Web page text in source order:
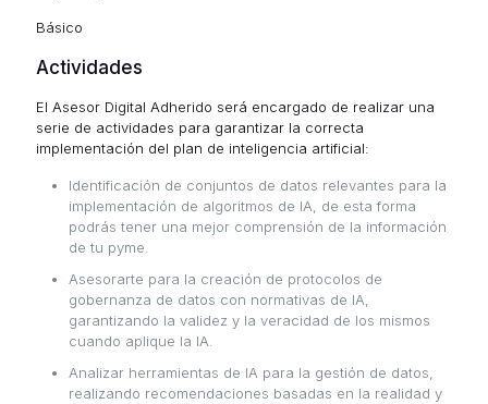
Básico
Actividades
El Asesor Digital Adherido será encargado de realizar una
serie de actividades para garantizar la correcta
implementación del plan de inteligencia artificial:
Identificación de conjuntos de datos relevantes para la
implementación de algoritmos de IA, de esta forma
podrás tener una mejor comprensión de la información
de tu pyme.
Asesorarte para la creación de protocolos de
gobernanza de datos con normativas de IA,
garantizando la validez y la veracidad de los mismos
cuando aplique la IA.
Analizar herramientas de IA para la gestión de datos,
realizando recomendaciones basadas en la realidad y